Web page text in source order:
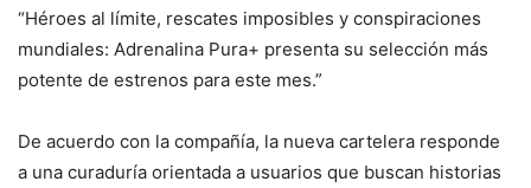
“Héroes al límite, rescates imposibles y conspiraciones
mundiales: Adrenalina Pura+ presenta su selección más
potente de estrenos para este mes.”
De acuerdo con la compañía, la nueva cartelera responde
a una curaduría orientada a usuarios que buscan historias